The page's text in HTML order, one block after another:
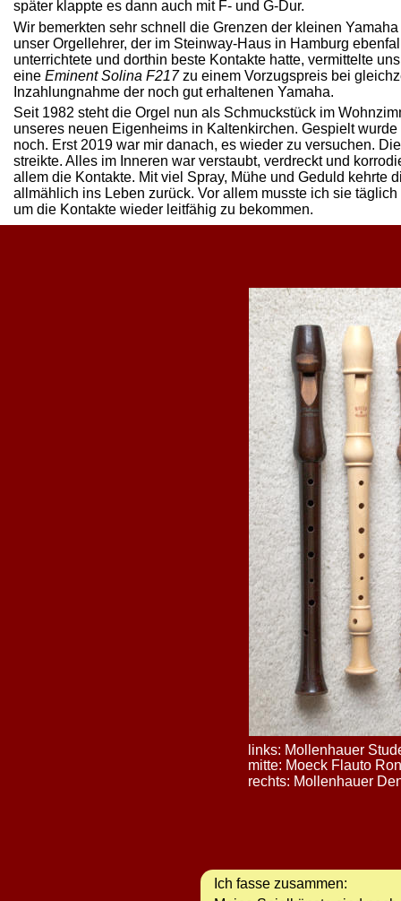
später klappte es dann auch mit F- und G-Dur.
Wir bemerkten sehr schnell die Grenzen der kleinen
unser Orgellehrer, der im Steinway-Haus in Hamburg
unterrichtete und dorthin beste Kontakte hatte, vermittelte
eine Eminent Solina F217 zu einem Vorzugspreis bei
Inzahlungnahme der noch gut erhaltenen Yamaha.
Seit 1982 steht die Orgel nun als Schmuckstück im
unseres neuen Eigenheims in Kaltenkirchen. Gespielt
noch. Erst 2019 war mir danach, es wieder zu versuchen.
streikte. Alles im Inneren war verstaubt, verdreckt und
allem die Kontakte. Mit viel Spray, Mühe und Geduld kehrte
allmählich ins Leben zurück. Vor allem musste ich sie
um die Kontakte wieder leitfähig zu bekommen.
links: Mollenhauer
mitte: Moeck Flauto
rechts: Mollenhauer
Ich fasse zusammen: